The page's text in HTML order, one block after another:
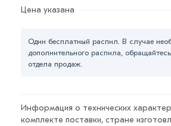
Купить трубы в любом
трубы профильной 40х20х3
Для приобретения данной позиции,
контактам указанным на сайте.
Цена указана
Один бесплатный распил. В случае
дополнительного распила,
отдела продаж.
Информация о технических
комплекте поставки, стране